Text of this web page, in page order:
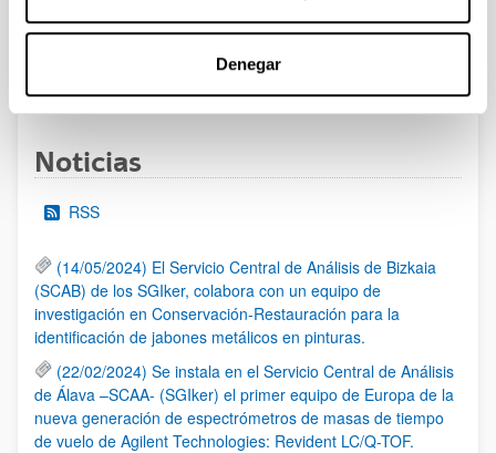
Denegar
Páginas intermedias Use
Noticias
RSS
(14/05/2024) El Servicio Central de Análisis de Bizkaia
(SCAB) de los SGIker, colabora con un equipo de
investigación en Conservación-Restauración para la
identificación de jabones metálicos en pinturas.
(22/02/2024) Se instala en el Servicio Central de Análisis
de Álava –SCAA- (SGIker) el primer equipo de Europa de la
nueva generación de espectrómetros de masas de tiempo
de vuelo de Agilent Technologies: Revident LC/Q-TOF.